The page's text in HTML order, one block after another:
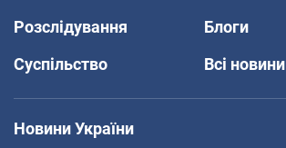
Розслідування
Блоги
Суспільство
Всі новини
Новини України